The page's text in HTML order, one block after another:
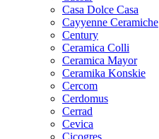
Casa Dolce Casa
Cayyenne Ceramiche
Century
Ceramica Colli
Ceramica Mayor
Ceramika Konskie
Cercom
Cerdomus
Cerrad
Cevica
Cicogres